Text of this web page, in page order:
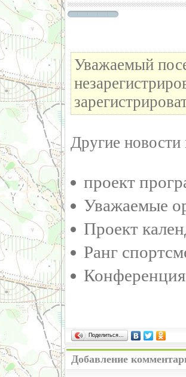
Уважаемый
Другие новости
проект
Уважаемые
Проект
Ранг
Конференция
Поделиться…
Добавление